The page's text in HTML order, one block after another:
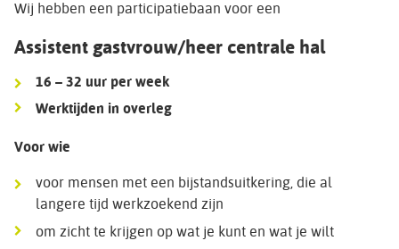
Wij hebben een participatiebaan voor een
Assistent gastvrouw/heer centrale hal
16 – 32 uur per week
Werktijden in overleg
Voor wie
voor mensen met een bijstandsuitkering, die al
langere tijd werkzoekend zijn
om zicht te krijgen op wat je kunt en wat je wilt